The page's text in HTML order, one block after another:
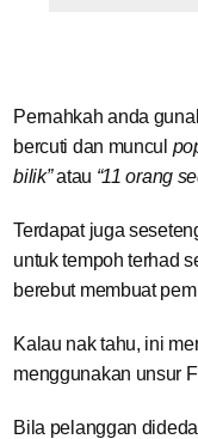
Pernahkah anda
bercuti dan muncul
bilik”atau “11 orang
Terdapat juga
untuk tempoh terhad
berebut membuat
Kalau nak tahu, ini
menggunakan unsur
Bila pelanggan